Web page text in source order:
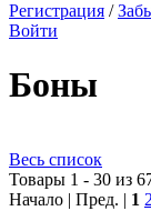
Регистрация /
Войти
Боны
Весь список
Товары 1 - 30 из
Начало | Пред. | 1 2